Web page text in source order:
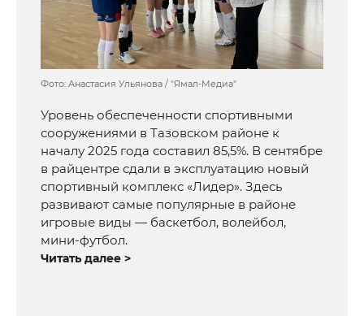
Фото: Анастасия Ульянова / "Ямал-Медиа"
Уровень обеспеченности спортивными
сооружениями в Тазовском районе к
началу 2025 года составил 85,5%. В сентябре
в райцентре сдали в эксплуатацию новый
спортивный комплекс «Лидер». Здесь
развивают самые популярные в районе
игровые виды — баскетбол, волейбол,
мини-футбол.
Читать далее >